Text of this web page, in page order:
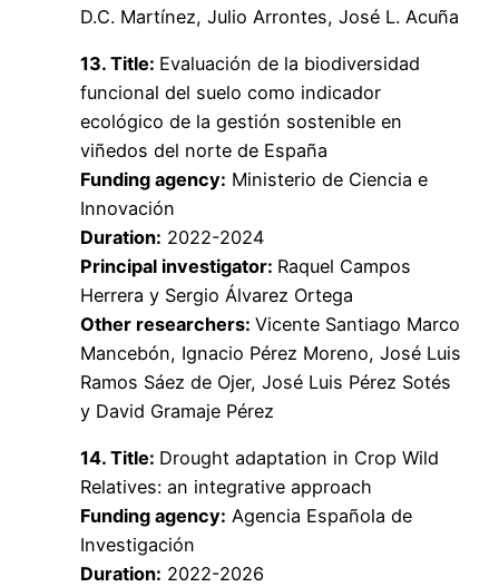
D.C. Martínez, Julio Arrontes, José L. Acuña
13. Title: Evaluación de la biodiversidad
funcional del suelo como indicador
ecológico de la gestión sostenible en
viñedos del norte de España
Funding agency: Ministerio de Ciencia e
Innovación
Duration: 2022-2024
Principal investigator: Raquel Campos
Herrera y Sergio Álvarez Ortega
Other researchers: Vicente Santiago Marco
Mancebón, Ignacio Pérez Moreno, José Luis
Ramos Sáez de Ojer, José Luis Pérez Sotés
y David Gramaje Pérez
14. Title: Drought adaptation in Crop Wild
Relatives: an integrative approach
Funding agency: Agencia Española de
Investigación
Duration: 2022-2026